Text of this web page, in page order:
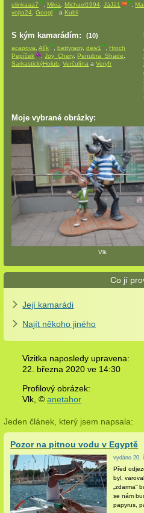
elinkaaa7 Mikia Michael1994 JáJá1
vojta24
,Googl a Kubii
S kým kamarádím:(10)
acapova ,Alík bettyragy, deiv1
Hroch
Pepíček
,Joy_Chery, Penubra_Shade
SarkastickýHolub
,Verčulína aVeryfr
Moje vybrané obrázky:
Vlk
Co jí
Její kamarádi
Najít někoho jiného
Vizitka naposledy upravena:
22. března 2020 ve 14:30
Profilový obrázek:
Vlk,©anetahor
Jeden článek, který jsem napsala:
Pozor na pitnou vodu v Egyptě
vydáno 20.
Před
byl,
„zdarma“
se nám
papyrus,